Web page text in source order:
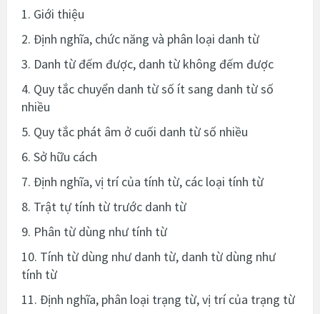
1. Giới thiệu
2. Định nghĩa, chức năng và phân loại danh từ
3. Danh từ đếm được, danh từ không đếm được
4. Quy tắc chuyển danh từ số ít sang danh từ số
nhiều
5. Quy tắc phát âm ở cuối danh từ số nhiều
6. Sở hữu cách
7. Định nghĩa, vị trí của tính từ, các loại tính từ
8. Trật tự tính từ trước danh từ
9. Phân từ dùng như tính từ
10. Tính từ dùng như danh từ, danh từ dùng như
tính từ
11. Định nghĩa, phân loại trạng từ, vị trí của trạng từ